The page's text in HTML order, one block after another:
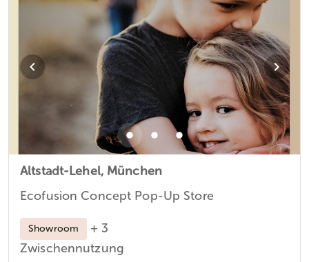
Altstadt-Lehel,München
Ecofusion Concept Pop-Up Store
Showroom
+ 3
Zwischennutzung